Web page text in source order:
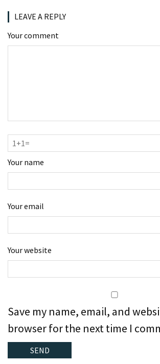
LEAVE A REPLY
Your comment
Your name
Your email
Your website
Save my name, email, and
browser for the next time I